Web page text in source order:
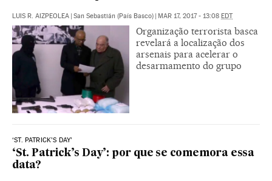
LUIS R. AIZPEOLEA | San Sebastián (País Basco) | MAR 17, 2017 - 13:08 EDT
Organização terrorista basca
revelará a localização dos
arsenais para acelerar o
desarmamento do grupo
‘ST. PATRICK’S DAY’
‘St. Patrick’s Day’: por que se comemora essa
data?